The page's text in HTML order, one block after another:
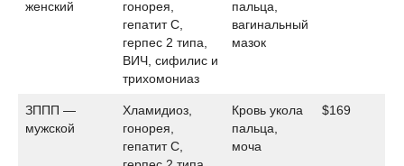
женский
гонорея,
гепатит С,
герпес 2 типа,
ВИЧ, сифилис и
трихомониаз
пальца,
вагинальный
мазок
ЗППП —
мужской
Хламидиоз,
гонорея,
гепатит С,
Кровь укола
пальца,
моча
$169